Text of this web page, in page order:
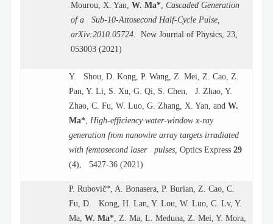
Mourou, X. Yan, W. Ma*, Cascaded Generation
of a Sub-10-Attosecond Half-Cycle Pulse,
arXiv:2010.05724.
New Journal of Physics, 23,
053003 (2021)
Y. Shou, D. Kong, P. Wang, Z. Mei, Z. Cao, Z.
Pan, Y. Li, S. Xu, G. Qi, S. Chen, J. Zhao, Y.
Zhao, C. Fu, W. Luo, G. Zhang, X. Yan, and W.
Ma*, High-efficiency water-window x-ray
generation from nanowire array targets irradiated
with femtosecond laser pulses, Optics Express 29
(4), 5427-36 (2021)
P. Rubovič*, A. Bonasera, P. Burian, Z. Cao, C.
Fu, D. Kong, H. Lan, Y. Lou, W. Luo, C. Lv, Y.
Ma, W. Ma*, Z. Ma, L. Meduna, Z. Mei, Y. Mora,